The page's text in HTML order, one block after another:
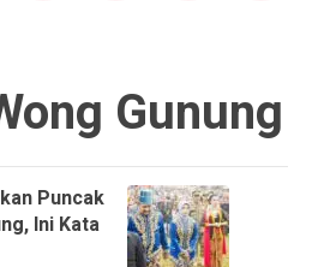
Gunung
Puncak
Ini Kata